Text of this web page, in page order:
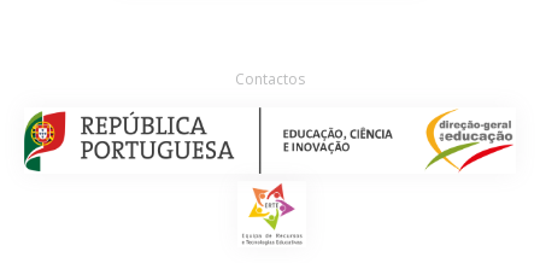
Contactos